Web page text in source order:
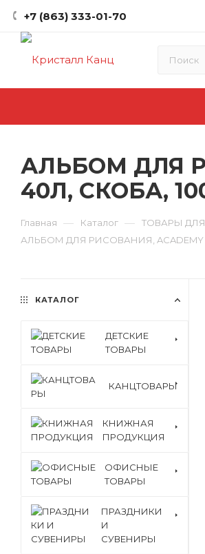
+7 (863) 333-01-70
АЛЬБОМ ДЛЯ
40Л, СКОБА,
Главная — Каталог — ТОВАРЫ
АЛЬБОМ ДЛЯ РИСОВАНИЯ, ACADEMY
КАТАЛОГ
ДЕТСКИЕ
ТОВАРЫ
КАНЦТОВАРЫ
КНИЖНАЯ
ПРОДУКЦИЯ
ОФИСНЫЕ
ТОВАРЫ
ПРАЗДНИКИ
И
СУВЕНИРЫ